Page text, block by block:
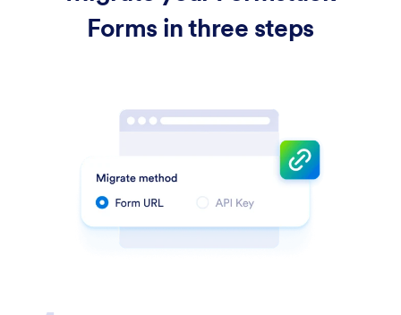
Forms in three steps